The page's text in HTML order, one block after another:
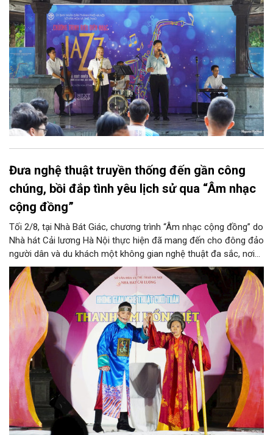
trung tâm Thủ đô.
Đưa nghệ thuật truyền thống đến gần công
chúng, bồi đắp tình yêu lịch sử qua “Âm nhạc
cộng đồng”
Tối 2/8, tại Nhà Bát Giác, chương trình “Âm nhạc cộng đồng” do
Nhà hát Cải lương Hà Nội thực hiện đã mang đến cho đông đảo
người dân và du khách một không gian nghệ thuật đa sắc, nơi
những làn điệu cải lương, ca cổ, tân cổ và các tiết mục múa
hòa quyện trong không gian của phố đi bộ hồ Hoàn Kiếm. Đặc
biệt, chương trình có sự giao lưu của các nghệ sĩ đến từ
phương Nam, góp phần tạo nên cuộc gặp gỡ nghệ thuật giàu
cảm xúc.